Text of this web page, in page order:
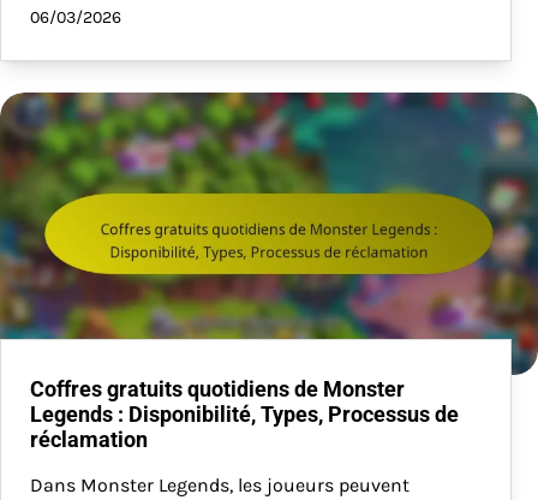
06/03/2026
Coffres gratuits quotidiens de Monster
Legends : Disponibilité, Types, Processus de
réclamation
Dans Monster Legends, les joueurs peuvent